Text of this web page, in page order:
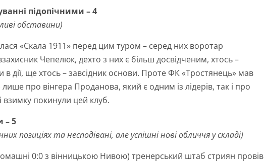
підопічними – 4
обставини)
«Скала 1911» перед цим туром – серед них воротар
Чепелюк, дехто з них є більш досвідченим, хтось –
в дії, ще хтось – завсідник основи. Проте ФК «Тростянець» мав
про вінгера Проданова, який є одним із лідерів, так і про
взимку покинули цей клуб.
– 5
позиціях та несподівані, але успішні нові обличчя у складі)
0:0 з вінницькою Нивою) тренерський штаб стриян провів